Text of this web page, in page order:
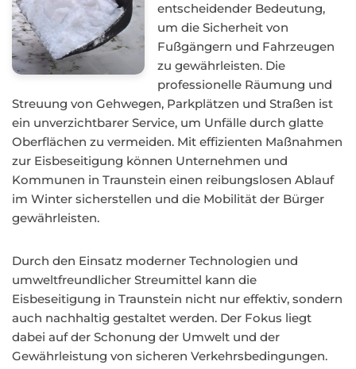
entscheidender Bedeutung,
um die Sicherheit von
Fußgängern und Fahrzeugen
zu gewährleisten. Die
professionelle Räumung und
Streuung von Gehwegen, Parkplätzen und Straßen ist
ein unverzichtbarer Service, um Unfälle durch glatte
Oberflächen zu vermeiden. Mit effizienten Maßnahmen
zur Eisbeseitigung können Unternehmen und
Kommunen in Traunstein einen reibungslosen Ablauf
im Winter sicherstellen und die Mobilität der Bürger
gewährleisten.
Durch den Einsatz moderner Technologien und
umweltfreundlicher Streumittel kann die
Eisbeseitigung in Traunstein nicht nur effektiv, sondern
auch nachhaltig gestaltet werden. Der Fokus liegt
dabei auf der Schonung der Umwelt und der
Gewährleistung von sicheren Verkehrsbedingungen.